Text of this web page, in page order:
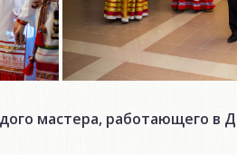
мастера, работающего в